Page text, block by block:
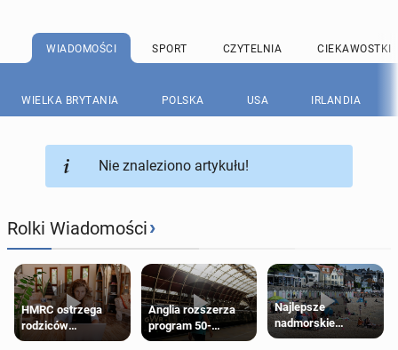
WIADOMOŚCI SPORT CZYTELNIA CIEKAWOSTKI
WIELKA BRYTANIA POLSKA USA IRLANDIA
Nie znaleziono artykułu!
Rolki Wiadomości›
HMRC ostrzega
rodziców
pobierających Child
Anglia rozszerza
program 50-
procentowych
Najlepsze
nadmorskie
miasteczko blisko